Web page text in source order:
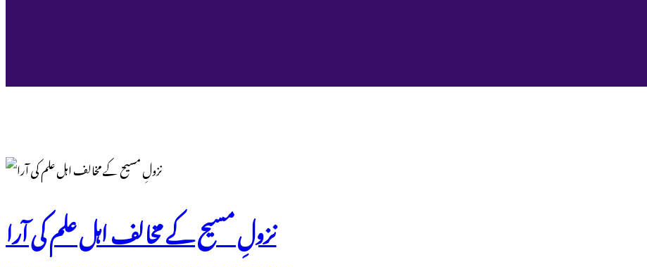
نزولِ مسیح کے مخالف اہل علم کی آرا